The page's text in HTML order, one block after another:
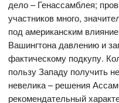
дело – Генассамблея;
участников много,
под американским
Вашингтона давлению и
фактическому подкупу.
пользу Западу получить
невелика – решения
рекомендательный